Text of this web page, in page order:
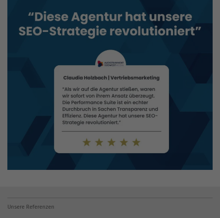
Unsere Referenzen